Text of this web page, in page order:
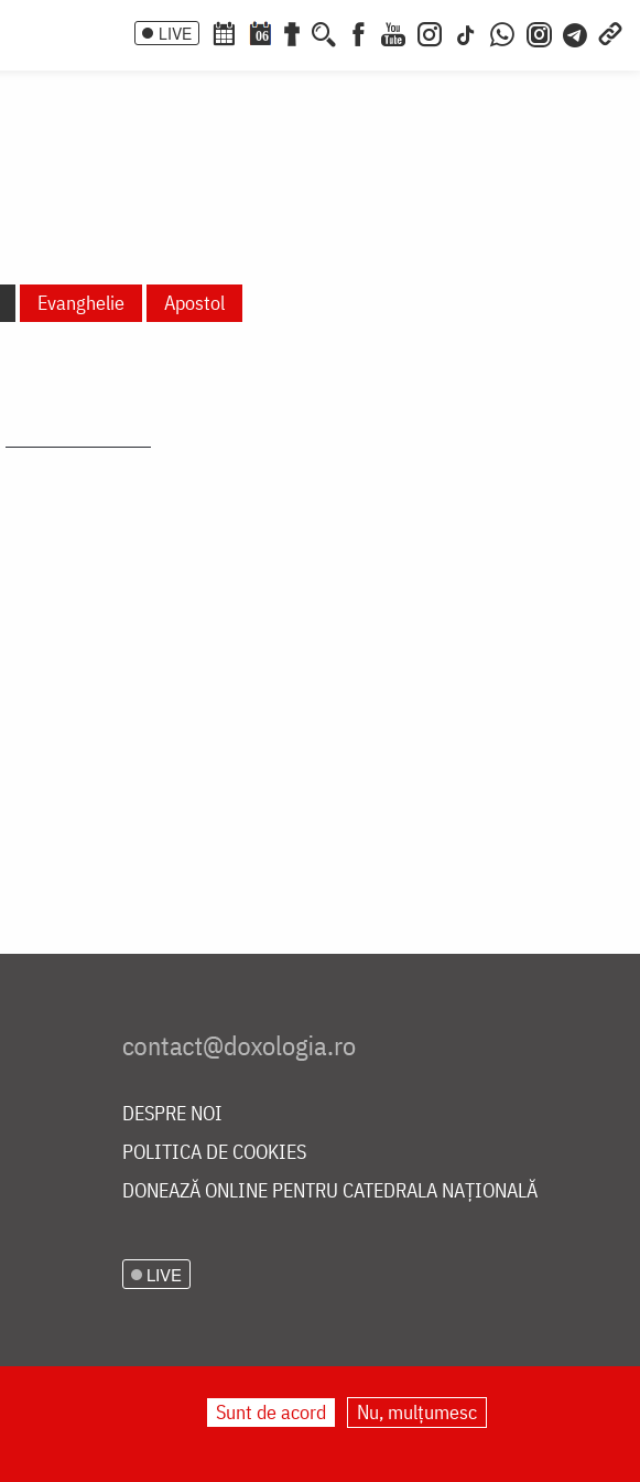
LIVE 06
Evanghelie Apostol
DESPRE NOI
POLITICA DE COOKIES
DONEAZĂ ONLINE PENTRU CATEDRALA NAȚIONALĂ
LIVE
Sunt de acord Nu, mulțumesc